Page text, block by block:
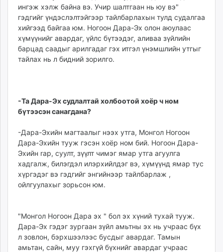
ингэж хэлж байна вэ. Учир шалтгаан нь юу вэ"
гэдгийг үндэслэлтэйгээр тайлбарлахын тулд судалгаа
хийгээд байгаа юм. Ногоон Дара-Эх олон аюулаас
хүмүүнийг авардаг, үйлс бүтээдэг, аливаа зүйлийн
барцад саадыг арилгадаг гэх итгэл үнэмшлийн утгыг
тайлах нь л бидний зорилго.
-Та Дара-Эх судлалтай холбоотой хоёр ч ном
бүтээсэн санагдана?
-Дара-Эхийн магтаалыг нээх утга, Монгол Ногоон
Дара-Эхийн тууж гэсэн хоёр ном бий. Ногоон Дара-
Эхийн rap, суулт, зүүлт чимэг ямар утга агуулга
хадгалж, билэгдэл илэрхийлдэг вэ, хүмүүнд ямар тус
хүргэдэг вэ гэдгийг энгийнээр тайлбарлаж ,
ойлгуулахыг зорьсон юм.
"Монгол Ногоон Дара эх " бол эх хүний тухай тууж.
Дара-Эх гэдэг зургаан зүйл амьтны эх нь учраас бүх
л зовлон, бэрхшээлээс бусдыг авардаг. Тамын
амьтан, сайн, муу гэхгүй бүхнийг авардаг учраас